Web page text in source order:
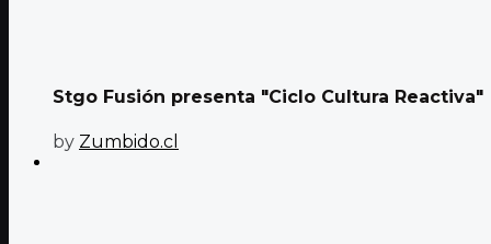
Stgo Fusión presenta "Ciclo Cultura Reactiva"
by Zumbido.cl